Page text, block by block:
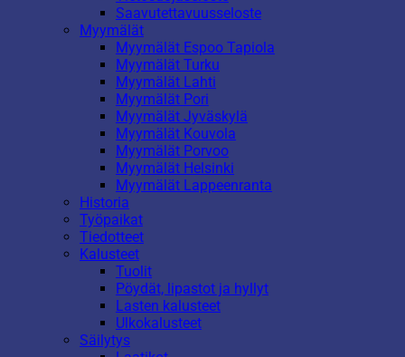
Saavutettavuusseloste
Myymälät
Myymälät Espoo Tapiola
Myymälät Turku
Myymälät Lahti
Myymälät Pori
Myymälät Jyväskylä
Myymälät Kouvola
Myymälät Porvoo
Myymälät Helsinki
Myymälät Lappeenranta
Historia
Työpaikat
Tiedotteet
Kalusteet
Tuolit
Pöydät, lipastot ja hyllyt
Lasten kalusteet
Ulkokalusteet
Säilytys